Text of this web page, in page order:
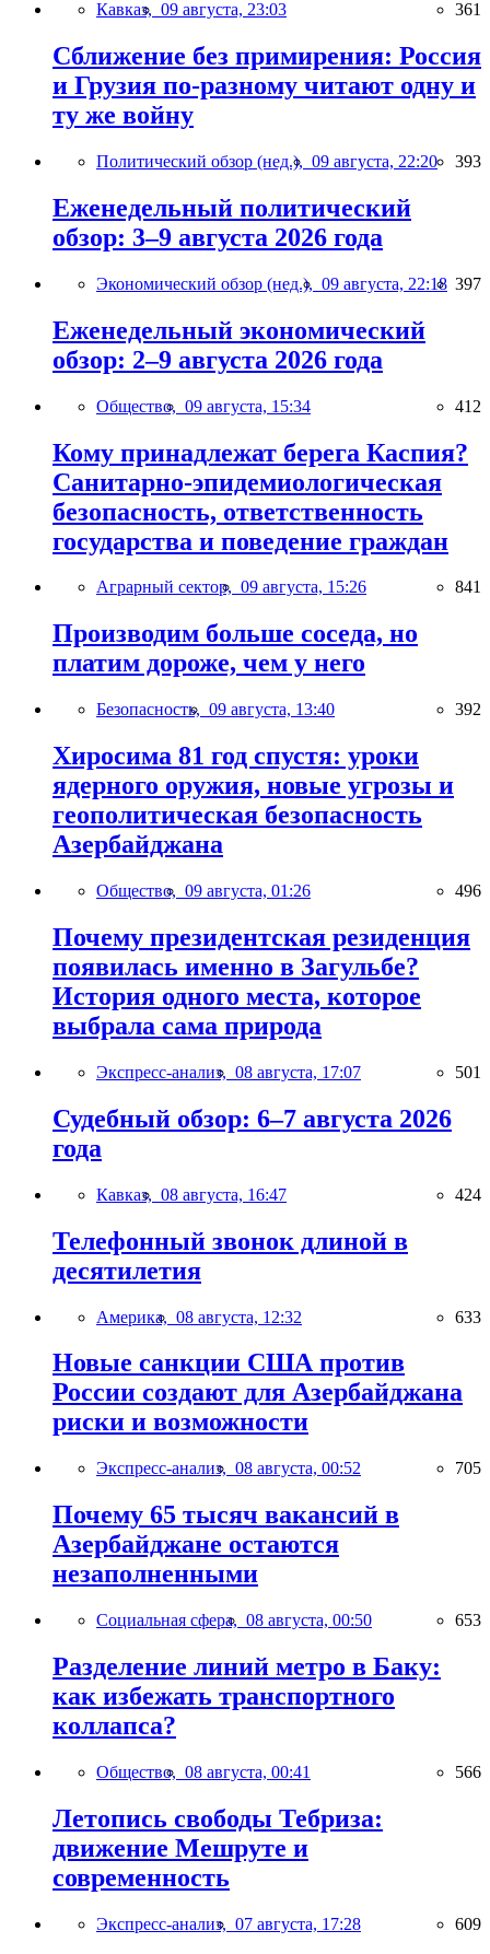
Кавказ, 09 августа, 23:03 361
Сближение без примирения: Россия
и Грузия по-разному читают одну и
ту же войну
Политический обзор (нед.), 09 августа, 22:20 393
Еженедельный политический
обзор: 3–9 августа 2026 года
Экономический обзор (нед.), 09 августа, 22:18 397
Еженедельный экономический
обзор: 2–9 августа 2026 года
Общество, 09 августа, 15:34 412
Кому принадлежат берега Каспия?
Санитарно-эпидемиологическая
безопасность, ответственность
государства и поведение граждан
Аграрный сектор, 09 августа, 15:26 841
Производим больше соседа, но
платим дороже, чем у него
Безопасность, 09 августа, 13:40 392
Хиросима 81 год спустя: уроки
ядерного оружия, новые угрозы и
геополитическая безопасность
Азербайджана
Общество, 09 августа, 01:26 496
Почему президентская резиденция
появилась именно в Загульбе?
История одного места, которое
выбрала сама природа
Экспресс-анализ, 08 августа, 17:07 501
Судебный обзор: 6–7 августа 2026
года
Кавказ, 08 августа, 16:47 424
Телефонный звонок длиной в
десятилетия
Америка, 08 августа, 12:32 633
Новые санкции США против
России создают для Азербайджана
риски и возможности
Экспресс-анализ, 08 августа, 00:52 705
Почему 65 тысяч вакансий в
Азербайджане остаются
незаполненными
Социальная сфера, 08 августа, 00:50 653
Разделение линий метро в Баку:
как избежать транспортного
коллапса?
Общество, 08 августа, 00:41 566
Летопись свободы Тебриза:
движение Мешруте и
современность
Экспресс-анализ, 07 августа, 17:28 609